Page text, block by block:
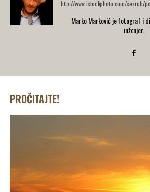
http://www.istockphoto.com/search/
Marko Marković je fotograf i
inženjer.
PROČITAJTE!